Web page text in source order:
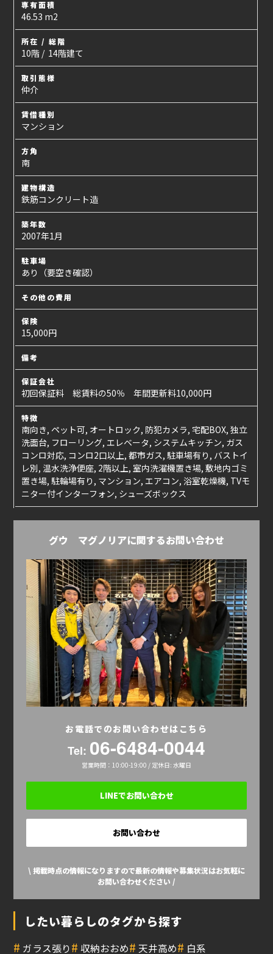
専有面積
46.53 m2
所在 / 総階
10階 / 14階建て
取引態様
仲介
賃借種別
マンション
方角
南
建物構造
鉄筋コンクリート造
築年数
2007年1月
駐車場
あり（要空き確認）
その他の費用
保険
15,000円
備考
保証会社
初回保証料 総賃料の50％ 年間更新料10,000円
特徴
南向き, ペット可, オートロック, 防犯カメラ, 宅配BOX, 独立
洗面台, フローリング, エレベータ, システムキッチン, ガス
コンロ対応, コンロ2口以上, 都市ガス, 駐車場有り, バストイ
レ別, 温水洗浄便座, 2階以上, 室内洗濯機置き場, 敷地内ゴミ
置き場, 駐輪場有り, マンション, エアコン, 浴室乾燥機, TVモ
ニター付インターフォン, シューズボックス
グウ マグノリアに関するお問い合わせ
お電話でのお問い合わせはこちら
Tel: 06-6484-0044
営業時間：10:00-19:00 / 定休日: 水曜日
LINEでお問い合わせ
お問い合わせ
\ 掲載時点の情報になりますので最新の情報や募集状況はお気軽に
お問い合わせください /
したい暮らしのタグから探す
# ガラス張り# 収納おおめ# 天井高め# 白系